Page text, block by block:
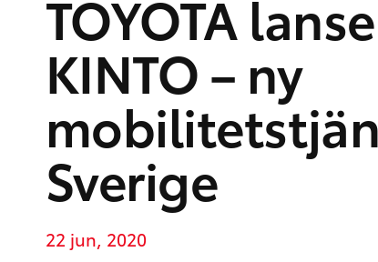
TOYOTA
KINTO – ny
Sverige
22 jun, 2020